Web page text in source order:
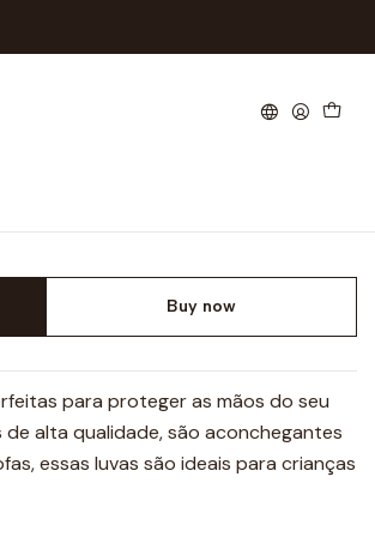
Buy now
para proteger as mãos do seu
alta qualidade, são aconchegantes
essas luvas são ideais para crianças